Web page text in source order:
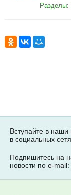
Разделы:
Вступайте в наши
в социальных
Подпишитесь на
новости по e-mail: